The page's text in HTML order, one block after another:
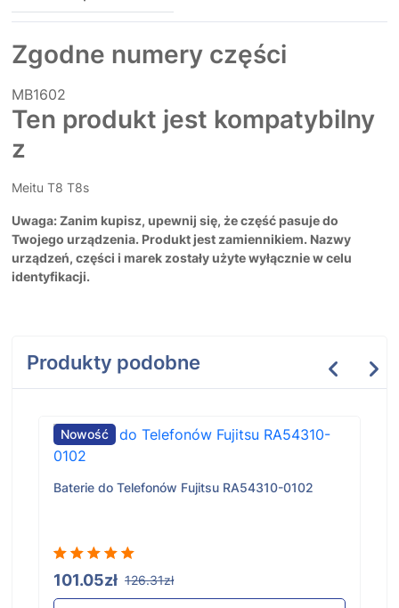
Zgodne numery części
MB1602
Ten produkt jest kompatybilny
z
Meitu T8 T8s
Uwaga: Zanim kupisz, upewnij się, że część pasuje do
Twojego urządzenia. Produkt jest zamiennikiem. Nazwy
urządzeń, części i marek zostały użyte wyłącznie w celu
identyfikacji.
Produkty podobne
Nowość
Baterie do Telefonów Fujitsu RA54310-0102
101.05zł 126.31zł